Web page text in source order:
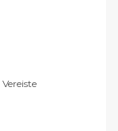
Vereiste